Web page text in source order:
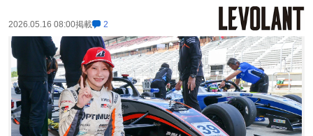
2026.05.16 08:00掲載 2